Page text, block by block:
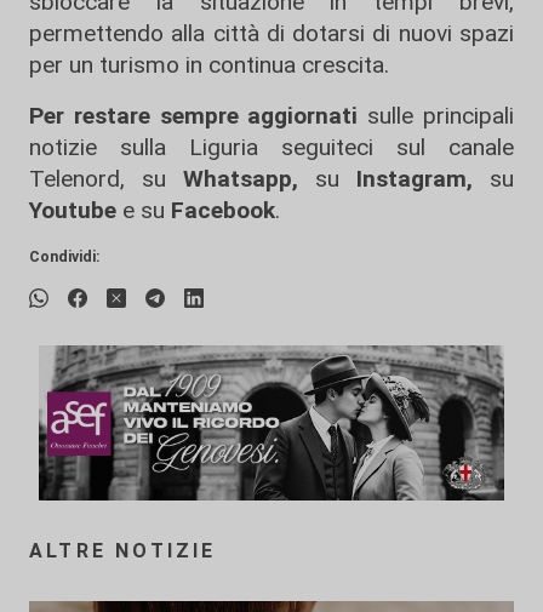
permettendo alla città di dotarsi di nuovi spazi
per un turismo in continua crescita.
Per restare sempre aggiornati sulle principali
notizie sulla Liguria seguiteci sul canale
Telenord, su
Whatsapp, su Instagram, su
Youtube e su Facebook.
Condividi:
ALTRE NOTIZIE